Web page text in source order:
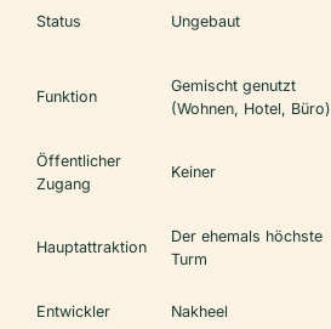
Status Ungebaut
Funktion
Gemischt genutzt
(Wohnen, Hotel, Büro)
Öffentlicher
Zugang
Keiner
Hauptattraktion
Der ehemals höchste
Turm
Entwickler Nakheel